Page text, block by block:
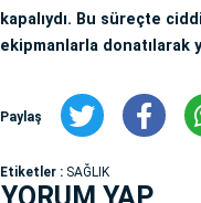
kapalıydı. Bu süreçte
ekipmanlarla donatılarak
Paylaş
Etiketler : SAĞLIK